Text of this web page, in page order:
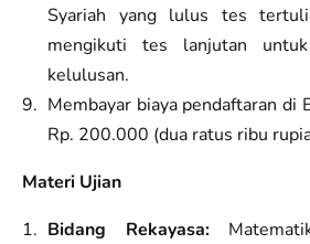
Syariah yang lulus tes
mengikuti tes lanjutan
kelulusan.
Membayar biaya pendaftaran di
Rp. 200.000 (dua ratus ribu
Materi Ujian
Bidang Rekayasa: